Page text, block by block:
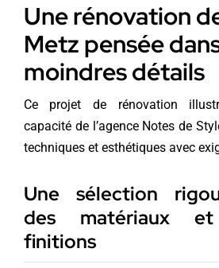
Une rénovation
Metz pensée
moindres détails
Ce projet de rénovation
capacité de l’agence Notes de
techniques et esthétiques avec
Une sélection
des matériaux
finitions